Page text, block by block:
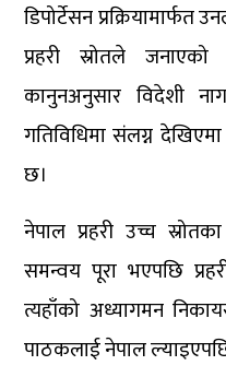
डिपोर्टेसन प्रक्रियामार्फत
प्रहरी स्रोतले
कानुनअनुसार विदेशी
गतिविधिमा संलग्न
छ।
नेपाल प्रहरी उच्च
समन्वय पूरा भएपछि
त्यहाँको अध्यागमन
पाठकलाई नेपाल